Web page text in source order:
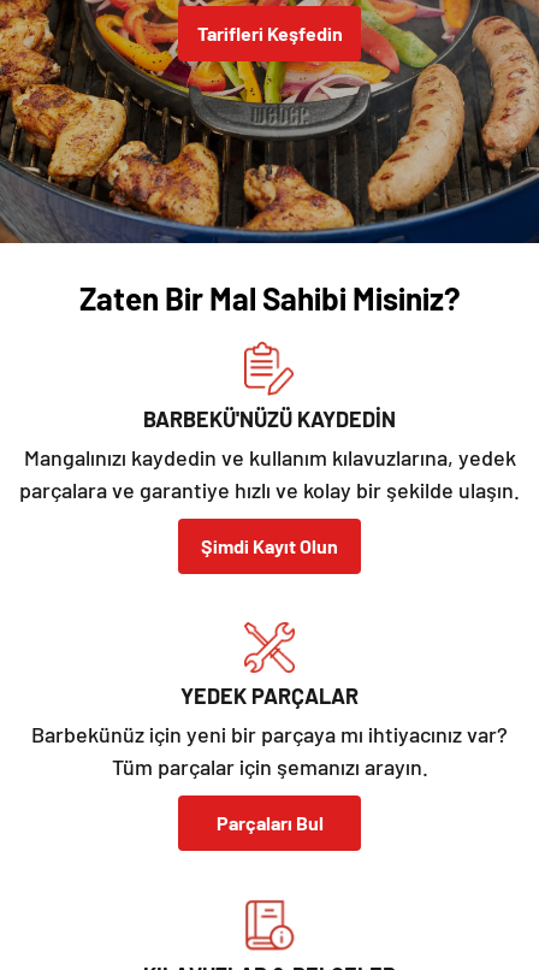
Tarifleri Keşfedin
Zaten Bir Mal Sahibi Misiniz?
BARBEKÜ'NÜZÜ KAYDEDİN
Mangalınızı kaydedin ve kullanım kılavuzlarına, yedek
parçalara ve garantiye hızlı ve kolay bir şekilde ulaşın.
Şimdi Kayıt Olun
YEDEK PARÇALAR
Barbekünüz için yeni bir parçaya mı ihtiyacınız var?
Tüm parçalar için şemanızı arayın.
Parçaları Bul